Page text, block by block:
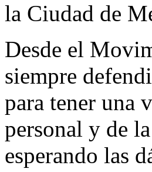
la Ciudad de
Desde el
siempre
para tener una
personal y de
esperando las